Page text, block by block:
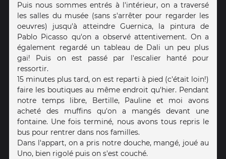
Puis nous sommes entrés à l'intérieur, on a traversé
les salles du musée (sans s'arrêter pour regarder les
oeuvres) jusqu'à atteindre Guernica, la pintura de
Pablo Picasso qu'on a observé attentivement. On a
également regardé un tableau de Dali un peu plus
gai! Puis on est passé par l'escalier hanté pour
ressortir.
15 minutes plus tard, on est reparti à pied (c'était loin!)
faire les boutiques au même endroit qu'hier. Pendant
notre temps libre, Bertille, Pauline et moi avons
acheté des muffins qu'on a mangés devant une
fontaine. Une fois terminé, nous avons tous repris le
bus pour rentrer dans nos familles.
Dans l'appart, on a pris notre douche, mangé, joué au
Uno, bien rigolé puis on s'est couché.